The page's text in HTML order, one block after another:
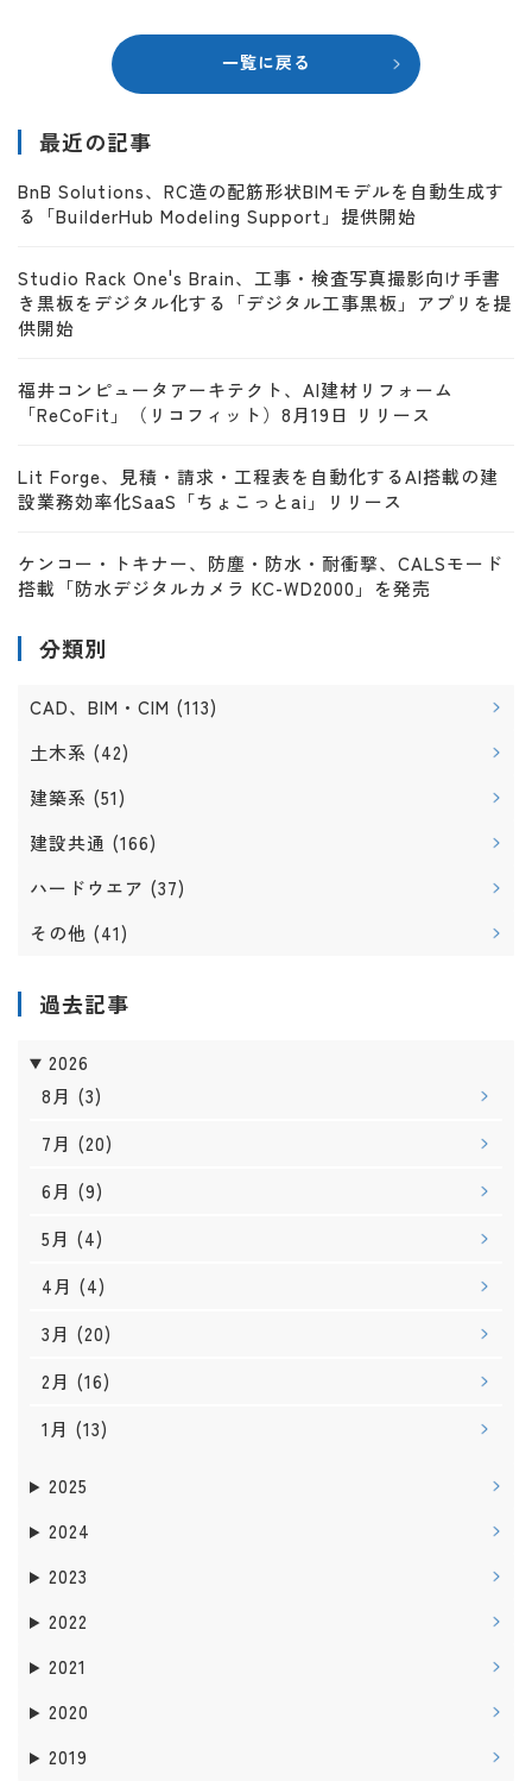
一覧に戻る
最近の記事
BnB Solutions、RC造の配筋形状BIMモデルを自動生成す
る「BuilderHub Modeling Support」提供開始
Studio Rack One's Brain、工事・検査写真撮影向け手書
き黒板をデジタル化する「デジタル工事黒板」アプリを提
供開始
福井コンピュータアーキテクト、AI建材リフォーム
「ReCoFit」（リコフィット）8月19日 リリース
Lit Forge、見積・請求・工程表を自動化するAI搭載の建
設業務効率化SaaS「ちょこっとai」リリース
ケンコー・トキナー、防塵・防水・耐衝撃、CALSモード
搭載「防水デジタルカメラ KC-WD2000」を発売
分類別
CAD、BIM・CIM (113)
土木系 (42)
建築系 (51)
建設共通 (166)
ハードウエア (37)
その他 (41)
過去記事
2026
8月 (3)
7月 (20)
6月 (9)
5月 (4)
4月 (4)
3月 (20)
2月 (16)
1月 (13)
2025
2024
2023
2022
2021
2020
2019